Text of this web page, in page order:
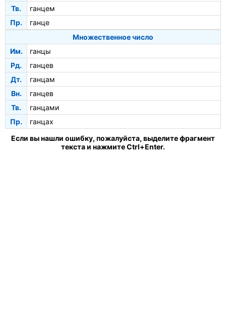
Тв.
ганцем
Пр.
ганце
Множественное число
Им.
ганцы
Рд.
ганцев
Дт.
ганцам
Вн.
ганцев
Тв.
ганцами
Пр.
ганцах
Если вы нашли ошибку, пожалуйста, выделите фрагмент
текста и нажмите Ctrl+Enter.